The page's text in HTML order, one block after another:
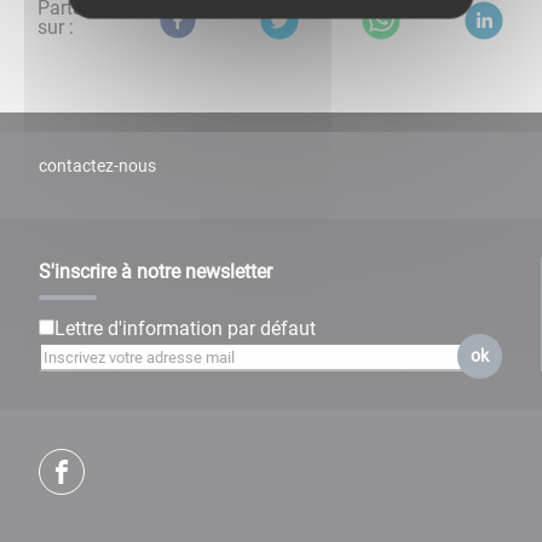
Partagez
sur :
contactez-nous
S'inscrire à notre newsletter
Lettre d'information par défaut
ok